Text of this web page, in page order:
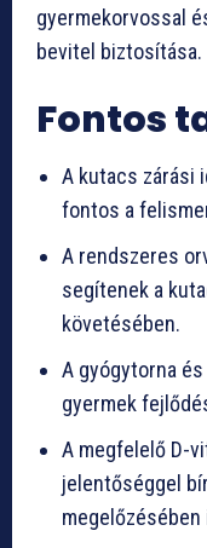
gyermekorvossal
bevitel biztosítása.
Fontos
A kutacs zárási
fontos a
A rendszeres
segítenek a
követésében.
A gyógytorna
gyermek
A megfelelő D-
jelentőséggel
megelőzésében